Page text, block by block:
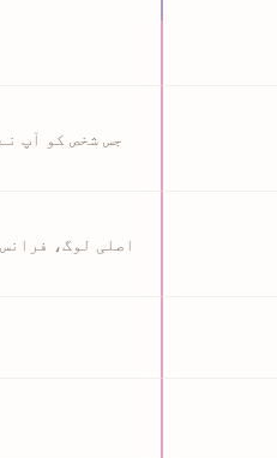
جس شخص کو آپ